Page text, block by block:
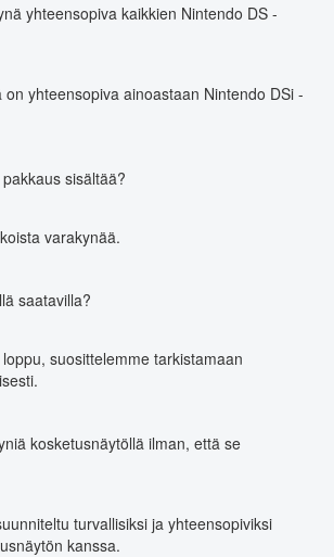
yhteensopiva kaikkien Nintendo DS -
yhteensopiva ainoastaan Nintendo DSi -
sisältää?
varakynää.
saatavilla?
suosittelemme tarkistamaan
kosketusnäytöllä ilman, että se
turvallisiksi ja yhteensopiviksi
kanssa.